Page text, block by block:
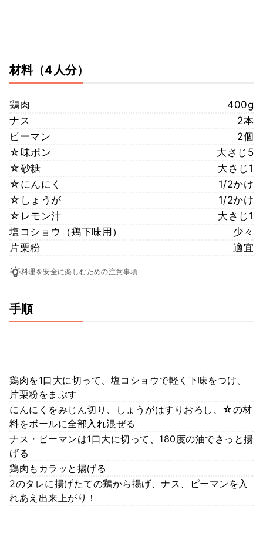
材料（4人分）
鶏肉
400g
ナス
2本
ピーマン
2個
☆味ポン
大さじ5
☆砂糖
大さじ1
☆にんにく
1/2かけ
☆しょうが
1/2かけ
☆レモン汁
大さじ1
塩コショウ（鶏下味用）
少々
片栗粉
適宜
料理を安全に楽しむための注意事項
手順
鶏肉を1口大に切って、塩コショウで軽く下味をつけ、
片栗粉をまぶす
にんにくをみじん切り、しょうがはすりおろし、☆の材
料をボールに全部入れ混ぜる
ナス・ピーマンは1口大に切って、180度の油でさっと揚
げる
鶏肉もカラッと揚げる
2のタレに揚げたての鶏から揚げ、ナス、ピーマンを入
れあえ出来上がり！